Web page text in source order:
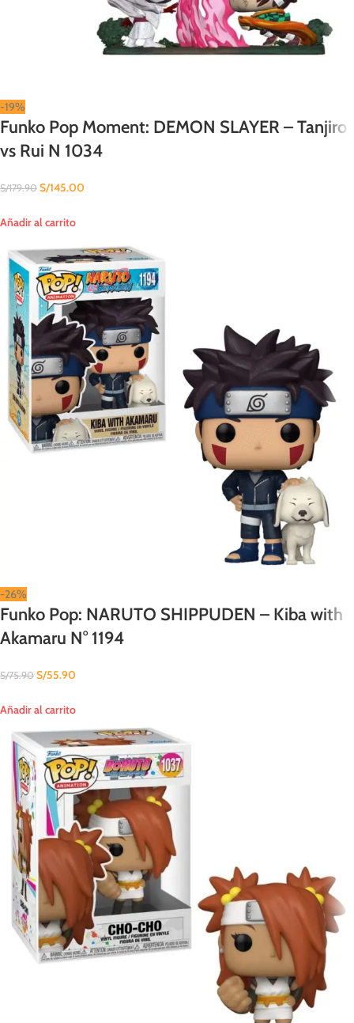
-19%
Funko Pop Moment: DEMON SLAYER – Tanjiro
vs Rui N 1034
S/179.90 S/145.00
Añadir al carrito
-26%
Funko Pop: NARUTO SHIPPUDEN – Kiba with
Akamaru N° 1194
S/75.90 S/55.90
Añadir al carrito